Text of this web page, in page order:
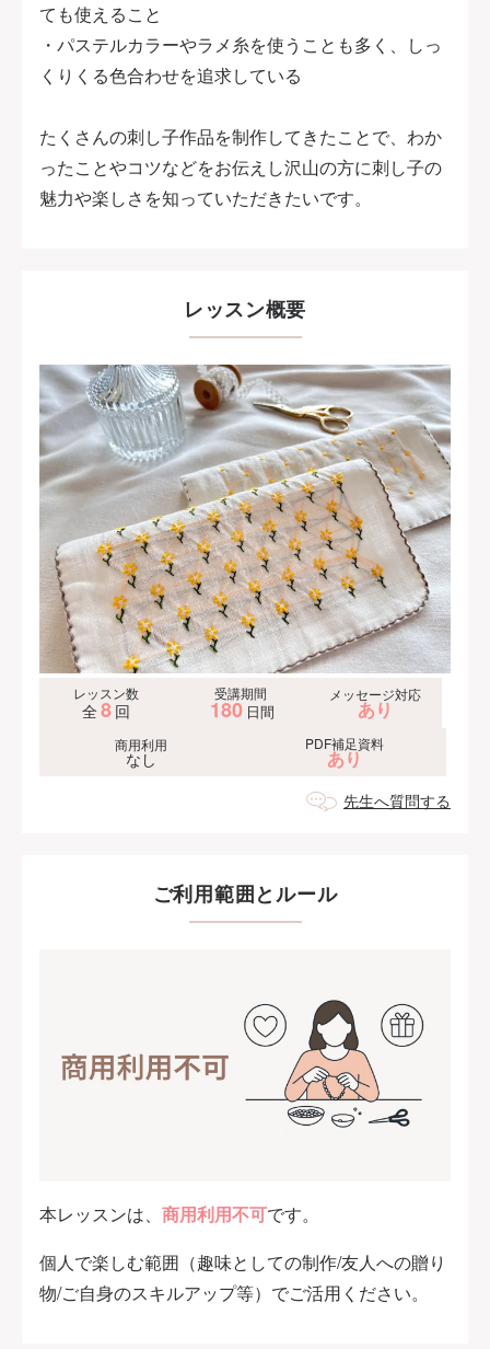
ても使えること
・パステルカラーやラメ糸を使うことも多く、しっ
くりくる色合わせを追求している
たくさんの刺し子作品を制作してきたことで、わか
ったことやコツなどをお伝えし沢山の方に刺し子の
魅力や楽しさを知っていただきたいです。
レッスン概要
レッスン数
全 8 回
受講期間
180 日間
メッセージ対応
あり
商用利用
なし
PDF補足資料
あり
先生へ質問する
ご利用範囲とルール
本レッスンは、 商用利用不可です。
個人で楽しむ範囲（趣味としての制作/友人への贈り
物/ご自身のスキルアップ等）でご活用ください。